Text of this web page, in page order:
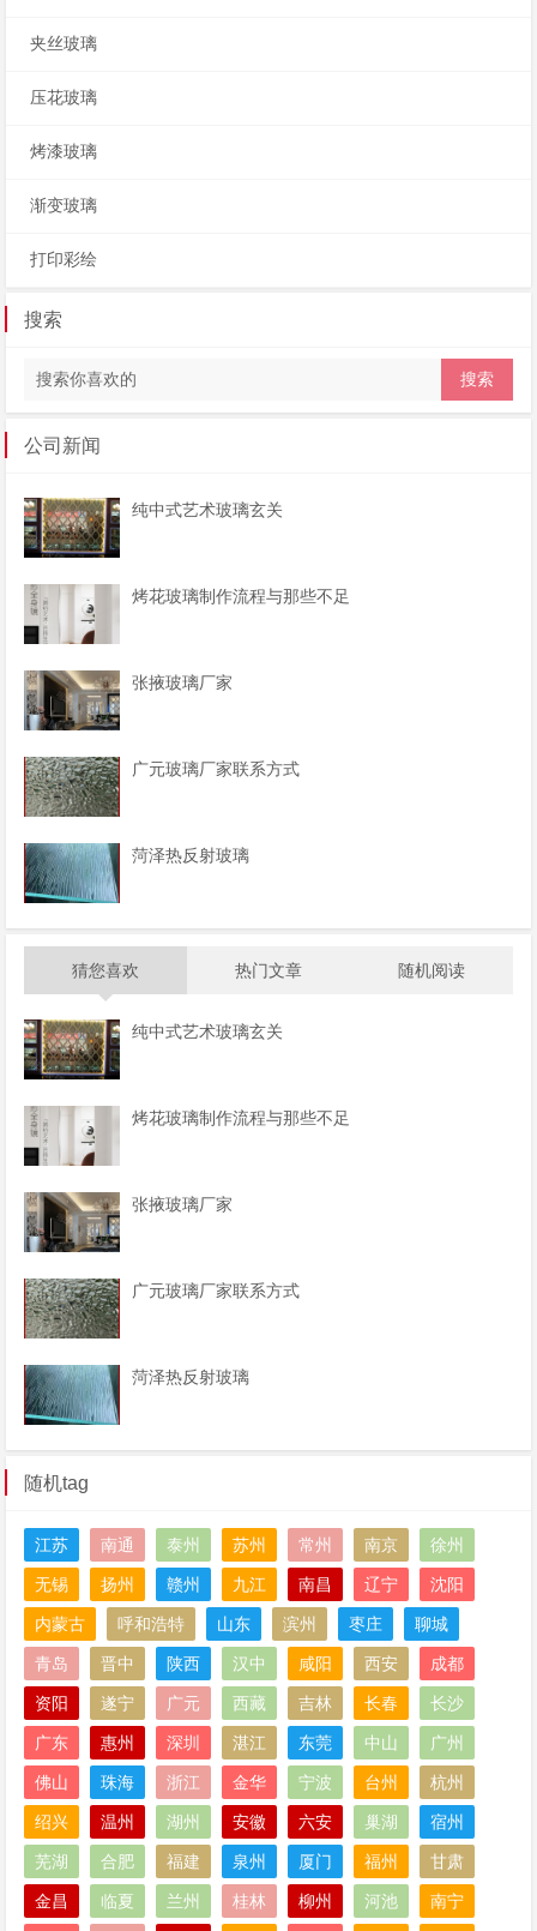
夹丝玻璃
压花玻璃
烤漆玻璃
渐变玻璃
打印彩绘
搜索
公司新闻
纯中式艺术玻璃玄关
烤花玻璃制作流程与那些不足
张掖玻璃厂家
广元玻璃厂家联系方式
菏泽热反射玻璃
猜您喜欢 热门文章 随机阅读
纯中式艺术玻璃玄关
烤花玻璃制作流程与那些不足
张掖玻璃厂家
广元玻璃厂家联系方式
菏泽热反射玻璃
随机tag
江苏 南通 泰州 苏州 常州 南京 徐州
无锡 扬州 赣州 九江 南昌 辽宁 沈阳
内蒙古 呼和浩特 山东 滨州 枣庄 聊城
青岛 晋中 陕西 汉中 咸阳 西安 成都
资阳 遂宁 广元 西藏 吉林 长春 长沙
广东 惠州 深圳 湛江 东莞 中山 广州
佛山 珠海 浙江 金华 宁波 台州 杭州
绍兴 温州 湖州 安徽 六安 巢湖 宿州
芜湖 合肥 福建 泉州 厦门 福州 甘肃
金昌 临夏 兰州 桂林 柳州 河池 南宁